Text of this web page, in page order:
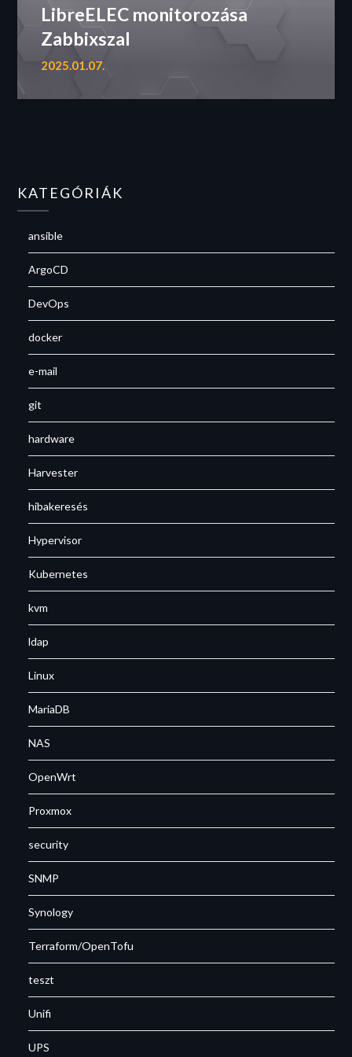
LibreELEC monitorozása
Zabbixszal
2025.01.07.
KATEGÓRIÁK
ansible
ArgoCD
DevOps
docker
e-mail
git
hardware
Harvester
hibakeresés
Hypervisor
Kubernetes
kvm
ldap
Linux
MariaDB
NAS
OpenWrt
Proxmox
security
SNMP
Synology
Terraform/OpenTofu
teszt
Unifi
UPS